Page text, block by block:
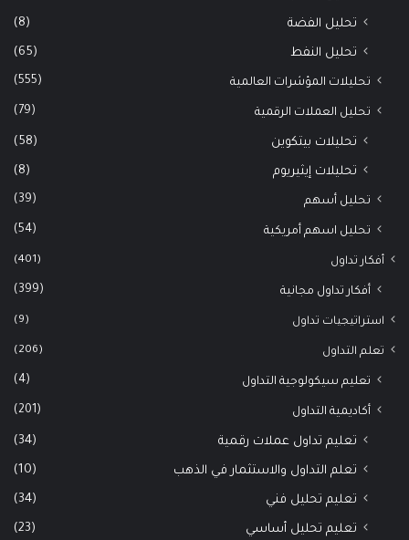
تحليل الفضة (8)
تحليل النفط (65)
تحليلات المؤشرات العالمية (555)
تحليل العملات الرقمية (79)
تحليلات بيتكوين (58)
تحليلات إيثيريوم (8)
تحليل أسهم (39)
تحليل اسهم أمريكية (54)
أفكار تداول (401)
أفكار تداول مجانية (399)
استراتيجيات تداول (9)
تعلم التداول (206)
تعليم سيكولوجية التداول (4)
أكاديمية التداول (201)
تعليم تداول عملات رقمية (34)
تعلم التداول والاستثمار في الذهب (10)
تعليم تحليل فني (34)
تعليم تحليل أساسي (23)